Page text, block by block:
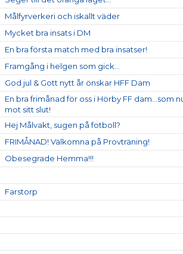
Målfyrverkeri och iskallt väder
Mycket bra insats i DM
En bra första match med bra insatser!
Framgång i helgen som gick...
God jul & Gott nytt år önskar HFF Dam
En bra frimånad för oss i Hörby FF dam...som
mot sitt slut!
Hej Målvakt, sugen på fotboll?
FRIMÅNAD! Välkomna på Provträning!
Obesegrade Hemma!!!
Farstorp